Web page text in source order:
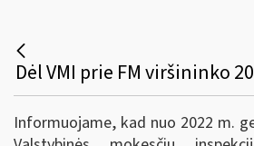
Informuojame, kad nuo 2022 m.